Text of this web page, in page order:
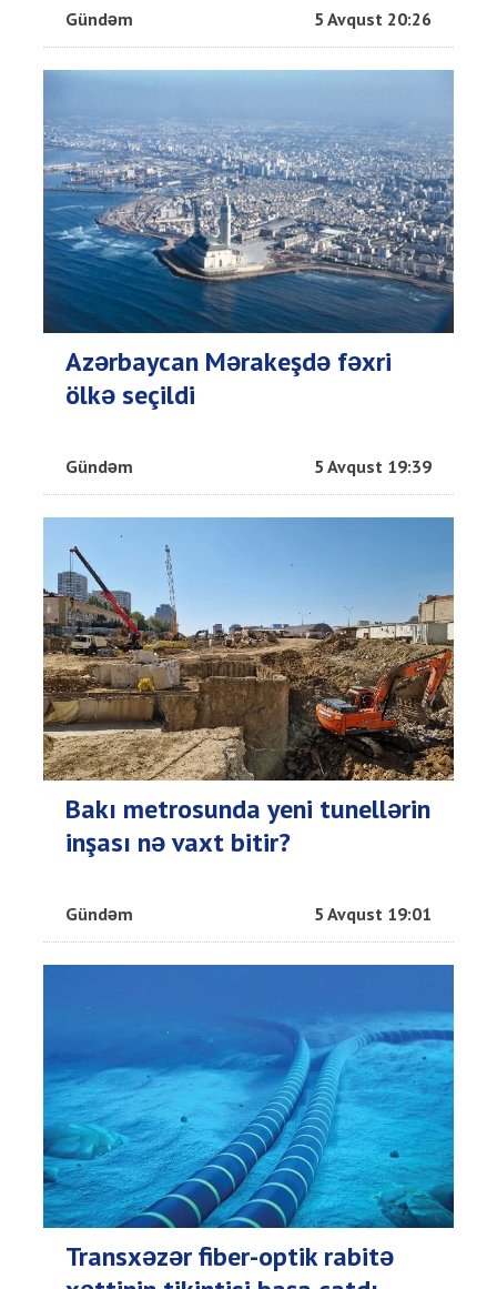
Gündəm 5 Avqust 20:26
Azərbaycan Mərakeşdə fəxri
ölkə seçildi
Gündəm 5 Avqust 19:39
Bakı metrosunda yeni tunellərin
inşası nə vaxt bitir?
Gündəm 5 Avqust 19:01
Transxəzər fiber-optik rabitə